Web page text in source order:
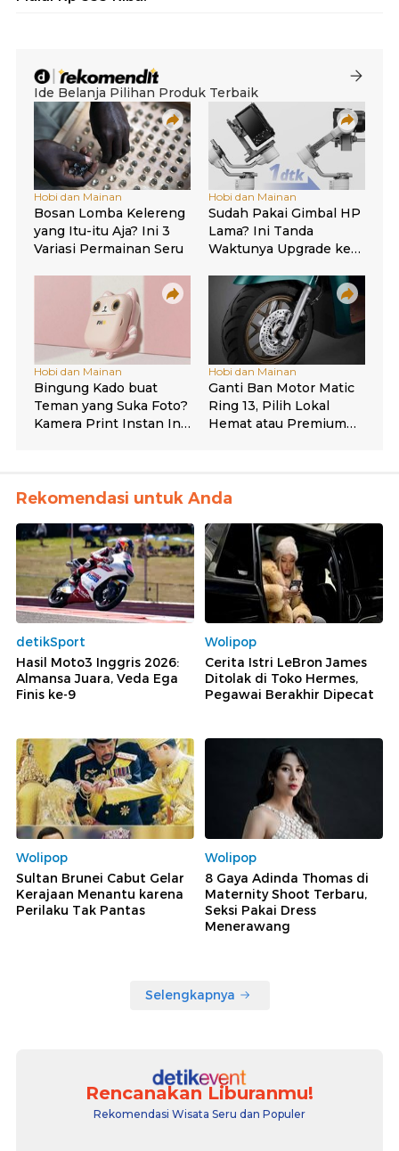
Rekomendasi untuk Anda
detikSport
Hasil Moto3 Inggris 2026:
Almansa Juara, Veda Ega
Finis ke-9
Wolipop
Cerita Istri LeBron James
Ditolak di Toko Hermes,
Pegawai Berakhir Dipecat
Wolipop
Sultan Brunei Cabut Gelar
Kerajaan Menantu karena
Perilaku Tak Pantas
Wolipop
8 Gaya Adinda Thomas di
Maternity Shoot Terbaru,
Seksi Pakai Dress
Menerawang
Selengkapnya
Rencanakan Liburanmu!
Rekomendasi Wisata Seru dan Populer